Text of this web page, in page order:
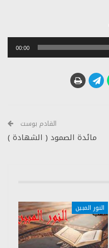
00:00
القادم بوست
مائدة الصمود ( الشهادة )
النور المبين